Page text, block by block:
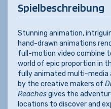
Spielbeschreibung
Stunning animation,
hand-drawn animations
full-motion video combine
world of epic proportion in
fully animated multi-media
by the creative makers of
Reachesgives the
locations to discover and